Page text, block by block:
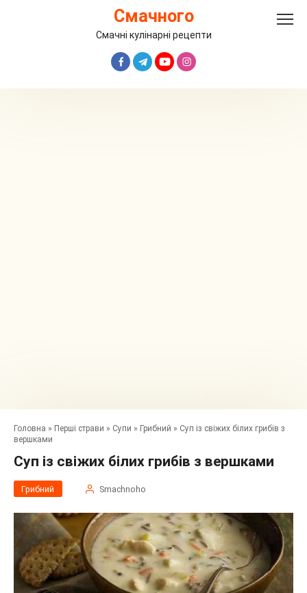
Смачного
Смачні кулінарні рецепти
Головна » Перші страви » Супи » Грибний » Суп із свіжих білих грибів з
вершками
Суп із свіжих білих грибів з вершками
Грибний Smachnoho